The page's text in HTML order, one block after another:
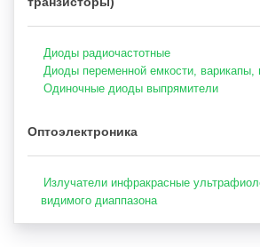
Диоды радиочастотные
Диоды переменной емкости, варикапы,
Одиночные диоды выпрямители
Оптоэлектроника
Излучатели инфракрасные
видимого диаппазона